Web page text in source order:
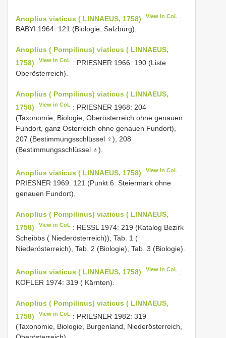
Anoplius viaticus ( LINNAEUS, 1758) View in CoL :
BABYI 1964: 121 (Biologie, Salzburg).
Anoplius ( Pompilinus) viaticus ( LINNAEUS,
1758)
View in CoL : PRIESNER 1966: 190 (Liste
Oberösterreich).
Anoplius ( Pompilinus) viaticus ( LINNAEUS,
1758)
View in CoL : PRIESNER 1968: 204
(Taxonomie, Biologie, Oberösterreich ohne genauen
Fundort, ganz Österreich ohne genauen Fundort),
207 (Bestimmungsschlüssel ♀), 208
(Bestimmungsschlüssel ♁).
Anoplius viaticus ( LINNAEUS, 1758) View in CoL :
PRIESNER 1969: 121 (Punkt 6: Steiermark ohne
genauen Fundort).
Anoplius ( Pompilinus) viaticus ( LINNAEUS,
1758)
View in CoL : RESSL 1974: 219 (Katalog Bezirk
Scheibbs ( Niederösterreich)), Tab. 1 (
Niederösterreich), Tab. 2 (Biologie), Tab. 3 (Biologie).
Anoplius viaticus ( LINNAEUS, 1758) View in CoL :
KOFLER 1974: 319 ( Kärnten).
Anoplius ( Pompilinus) viaticus ( LINNAEUS,
1758)
View in CoL : PRIESNER 1982: 319
(Taxonomie, Biologie, Burgenland, Niederösterreich,